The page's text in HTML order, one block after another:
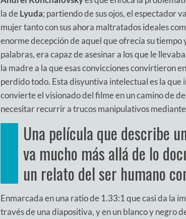
la deLyuda; partiendo de sus ojos, el espectador
mujer tanto con sus ahora maltratados ideales
enorme decepción de aquel que ofrecía su
palabras, era capaz de asesinar a los que le
la madre a la que esas convicciones convirtieron
perdido todo. Esta disyuntiva intelectual es la que
convierte el visionado del filme en un camino de
necesitar recurrir a trucos manipulativos
Una película que describe
va mucho más allá de lo
un relato del ser humano
Enmarcada en una ratio de 1.33:1 que casi da la
través de una diapositiva, y en un blanco y negro